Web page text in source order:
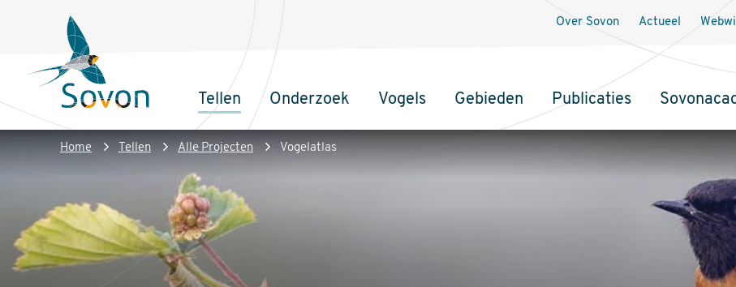
inhoud
Sovon
Homepage
Hoofdnavigatie
Tellen Onderzoek Vogels Gebieden Publicaties
Over Sovon Actueel
Kruimelpad
Home Tellen Alle Projecten Vogelatlas